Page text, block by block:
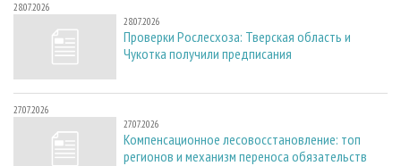
28.07.2026
28.07.2026
Проверки Рослесхоза: Тверская область и
Чукотка получили предписания
27.07.2026
27.07.2026
Компенсационное лесовосстановление: топ
регионов и механизм переноса обязательств